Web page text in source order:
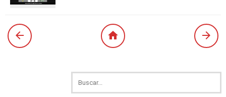

 